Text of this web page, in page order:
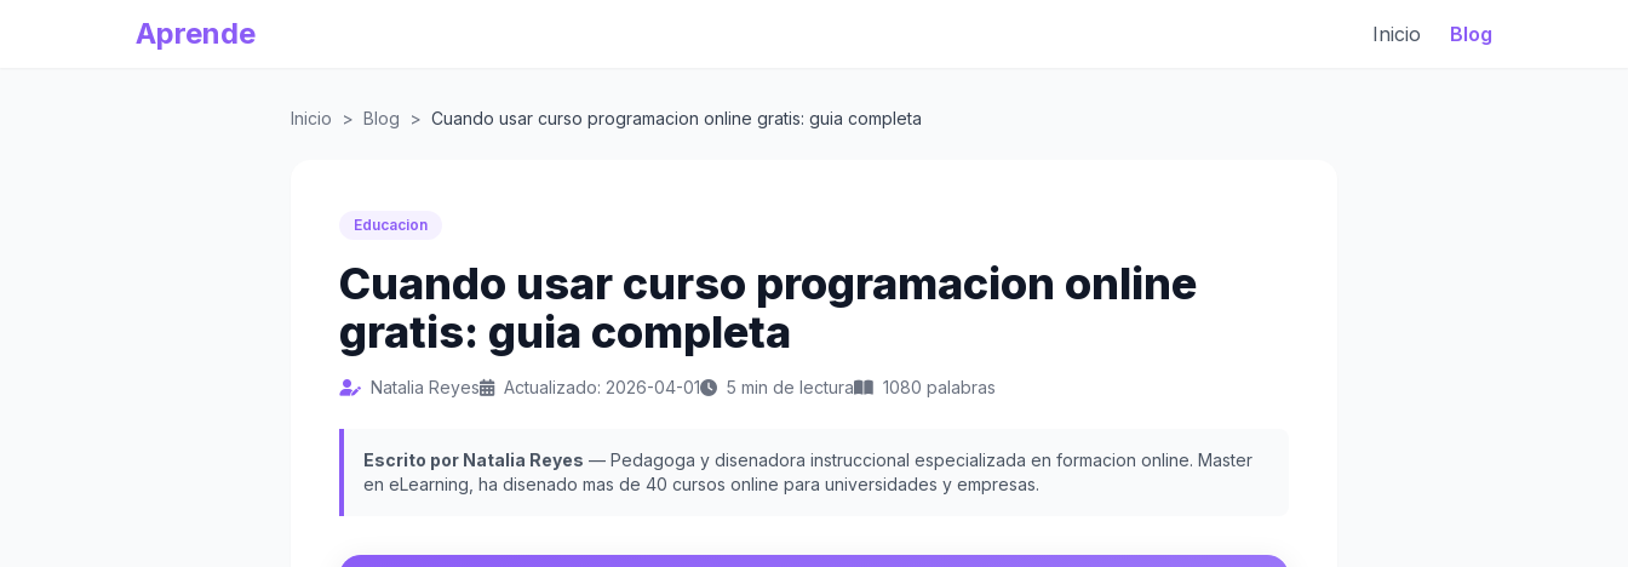
Aprende Inicio Blog
Inicio > Blog > Cuando usar curso programacion online gratis: guia completa
Educacion
Cuando usar curso programacion online
gratis: guia completa
Natalia Reyes Actualizado: 2026-04-01 5 min de lectura 1080 palabras
Escrito por Natalia Reyes — Pedagoga y disenadora instruccional especializada en formacion online. Master
en eLearning, ha disenado mas de 40 cursos online para universidades y empresas.